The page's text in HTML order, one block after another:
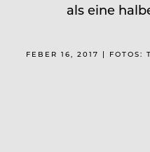
als eine
FEBER 16, 2017 | FOTOS: